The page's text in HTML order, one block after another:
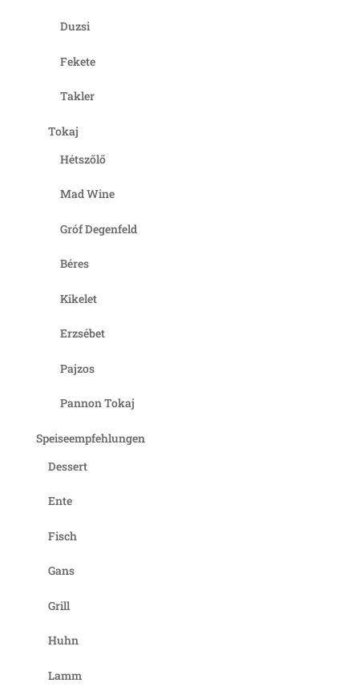
Duzsi
Fekete
Takler
Tokaj
Hétszőlő
Mad Wine
Gróf Degenfeld
Béres
Kikelet
Erzsébet
Pajzos
Pannon Tokaj
Speiseempfehlungen
Dessert
Ente
Fisch
Gans
Grill
Huhn
Lamm